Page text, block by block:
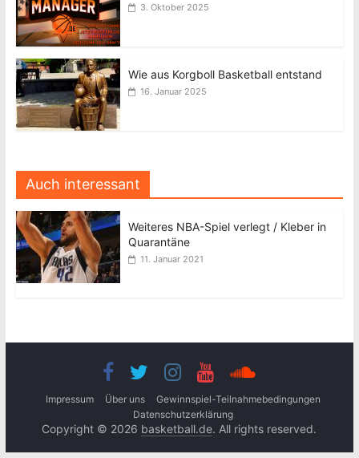
3. Oktober 2025
Wie aus Korgboll Basketball entstand
16. Januar 2025
Auch interessant
Weiteres NBA-Spiel verlegt / Kleber in
Quarantäne
11. Januar 2021
Impressum Über uns
Gewinnspiel-Teilnahmebedingungen
Datenschutzerklärung
Copyright © 2026 basketball.de. All rights reserved.